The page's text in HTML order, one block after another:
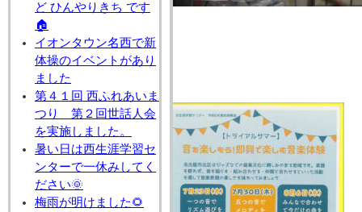
ど ひんやりきち です
🏠
イオンタウン名西で新
体操のイベントがあり
ました
第４１回 西ふれあいま
つり 第２回世話人会
を実施しました。
暑い日は西生涯学習セ
ンターで一休みしてく
ださい🌞
梅雨が明けました🌻